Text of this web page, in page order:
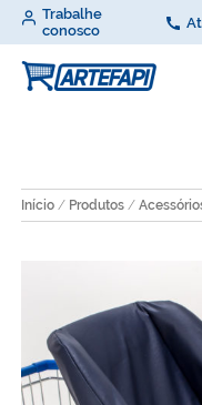
Trabalhe
conosco
Início/ Produtos/